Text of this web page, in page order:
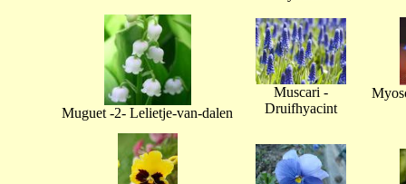
Muguet -2- Lelietje-van-dalen
Muscari -
Druifhyacint